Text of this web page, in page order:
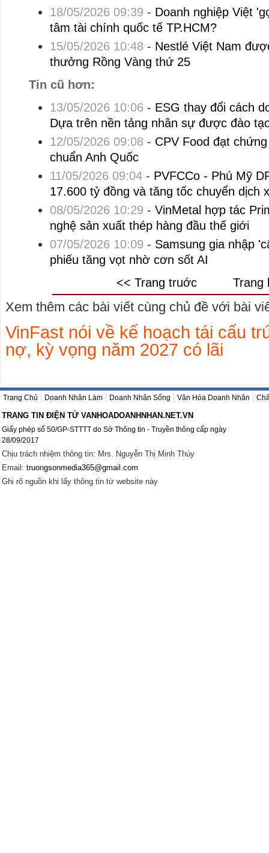
18/05/2026 09:39 - Doanh nghiệp Việt
tâm tài chính quốc tế TP.HCM?
15/05/2026 10:48 - Nestlé Việt Nam
thưởng Rồng Vàng thứ 25
Tin cũ hơn:
13/05/2026 10:06 - ESG thay đổi cách
Dựa trên nền tảng nhân sự được đào
12/05/2026 09:08 - CPV Food đạt
chuẩn Anh Quốc
11/05/2026 09:04- PVFCCo - Phú Mỹ
17.600 tỷ đồng và tăng tốc chuyển dịch
08/05/2026 10:29 - VinMetal hợp tác
nghệ sản xuất thép hàng đầu thế giới
07/05/2026 10:09 - Samsung gia nhập
phiếu tăng vọt nhờ cơn sốt AI
<< Trang truớc
Trang
Xem thêm các bài viết cùng chủ đề với bài
VinFast nói về kế hoạch tái cấu
nợ, kỳ vọng năm 2027 có lãi
Trang Chủ Doanh Nhân Làm Doanh Nhân Sống Văn Hóa Doanh Nhân
TRANG TIN ĐIỆN TỬ VANHOADOANHNHAN.NET.VN
Giấy phép số 50/GP-STTTT do Sở Thông tin - Truyền thông cấp ngày
28/09/2017
Chịu trách nhiệm thông tin: Mrs. Nguyễn Thị Minh Thúy
Email: truongsonmedia365@gmail.com
Ghi rõ nguồn khi lấy thông tin từ website này